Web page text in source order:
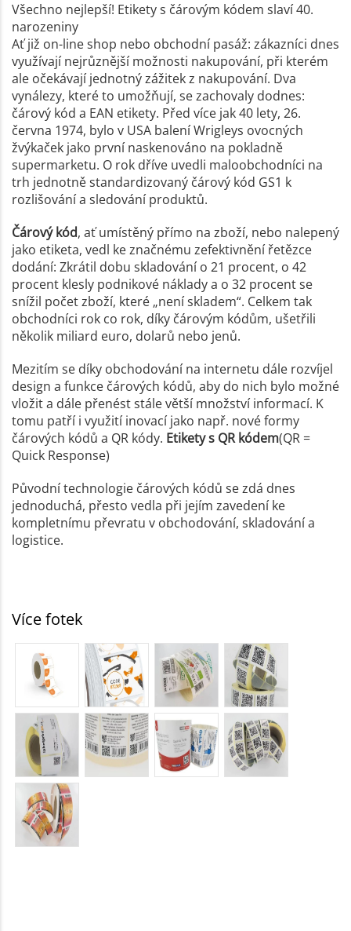
Všechno nejlepší! Etikety s čárovým kódem slaví 40.
narozeniny
Ať již on-line shop nebo obchodní pasáž: zákazníci dnes
využívají nejrůznější možnosti nakupování, při kterém
ale očekávají jednotný zážitek z nakupování. Dva
vynálezy, které to umožňují, se zachovaly dodnes:
čárový kód a EAN etikety. Před více jak 40 lety, 26.
června 1974, bylo v USA balení Wrigleys ovocných
žvýkaček jako první naskenováno na pokladně
supermarketu. O rok dříve uvedli maloobchodníci na
trh jednotně standardizovaný čárový kód GS1 k
rozlišování a sledování produktů.
Čárový kód, ať umístěný přímo na zboží, nebo nalepený
jako etiketa, vedl ke značnému zefektivnění řetězce
dodání: Zkrátil dobu skladování o 21 procent, o 42
procent klesly podnikové náklady a o 32 procent se
snížil počet zboží, které „není skladem“. Celkem tak
obchodníci rok co rok, díky čárovým kódům, ušetřili
několik miliard euro, dolarů nebo jenů.
Mezitím se díky obchodování na internetu dále rozvíjel
design a funkce čárových kódů, aby do nich bylo možné
vložit a dále přenést stále větší množství informací. K
tomu patří i využití inovací jako např. nové formy
čárových kódů a QR kódy. Etikety s QR kódem(QR =
Quick Response)
Původní technologie čárových kódů se zdá dnes
jednoduchá, přesto vedla při jejím zavedení ke
kompletnímu převratu v obchodování, skladování a
logistice.
Více fotek